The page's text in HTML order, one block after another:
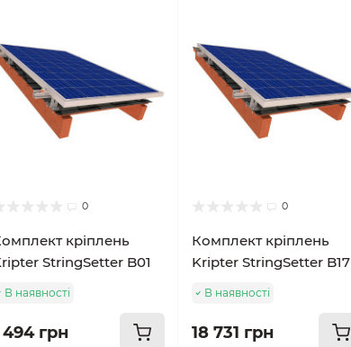
0
кріплень
StringSetter B01
В наявності
494 грн
0
Комплект кріплень
Kripter StringSetter B17
В наявності
18 731 грн